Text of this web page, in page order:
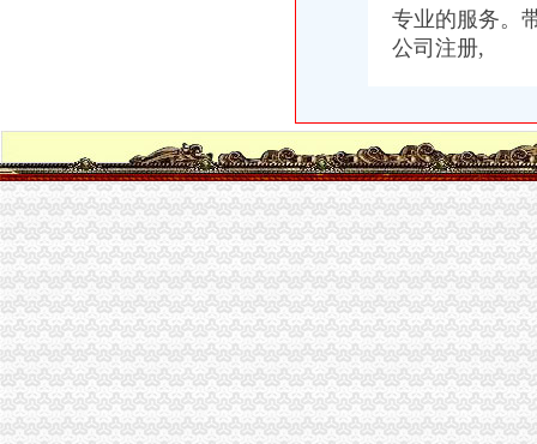
重庆市南岸区长生桥镇茶园新城区玉马路1号（庆隆南山高尔夫国际）
南岸茶园轻轨现房电影院超市商业街区应有尽有,重庆南岸茶园新区时
茶园新城区庆隆高尔夫别墅拍卖公告_新浪重庆今荣_新浪重庆
【图】南岸长生桥茶园新区代账会计/工商注册变更服务_重庆工商注册
重庆茶园新区科技园一期平基土石方及路基工程土石方招标-重庆天骄
【5图】茶园新区标准厂房代净化车间-南岸厂房-重庆厂房出租网
重庆市南岸区长生桥镇茶园新城区玉马路1号C区G-5栋房屋及南岸区海
中国第三代总部基地诞生重庆茶园新区-生态茶园品位茶园浪漫茶园-
【一代新淮母猪养殖基地南岸区茶园新区】价格,厂家,图片,猪,
茶园新区代账公司
【58同城】新城区代理记账_新城区代理记账公司
淮南山南新区附近找代账会计、注册公司、办营业执照-淮南58同城
州泰岳：2012年半年度报告_州泰岳（）_公告正文_财经_
天津滨海新区代理记账公司诚心服务市场-信息服务-绍兴E网
【大桥新区代账报税公司注册代办执照个体户注册诚信服务】-江夏大
【重庆茶园新区工商注册|工商注册代理|工商注册代办】-重庆赶集网
专业的服务。
公司注册,